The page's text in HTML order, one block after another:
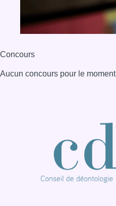
Concours
Aucun concours pour le moment